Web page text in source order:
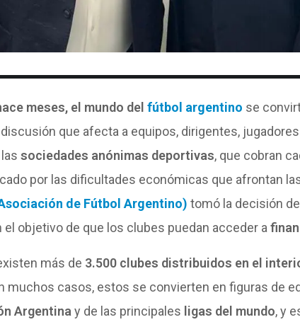
meses, el mundo del fútbol argentino se
que afecta a equipos, dirigentes,
sociedades anónimas deportivas, que cobran
por las dificultades económicas que afrontan
de Fútbol Argentino) tomó la decisión
el objetivo de que los clubes puedan acceder a
más de 3.500 clubes distribuidos en el
muchos casos, estos se convierten en figuras de
Argentina y de las principales ligas del mundo, y